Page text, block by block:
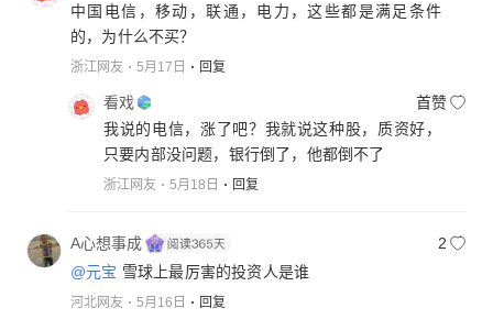
中国电信，移动，联通，电力，这些都是满足条件
的，为什么不买？
浙江网友 5月17日 回复
看戏
首赞
我说的电信，涨了吧？我就说这种股，质资好，
只要内部没问题，银行倒了，他都倒不了
浙江网友 5月18日 回复
A心想事成
2
@元宝 雪球上最厉害的投资人是谁
河北网友 5月16日 回复